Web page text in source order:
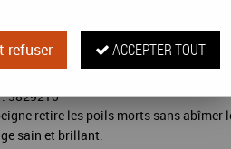
,95€ TTC
:3829210
retire les poils morts sans abîmer
sain et brillant.
refuser ACCEPTER TOUT